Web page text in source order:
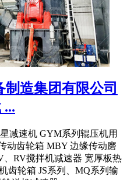
造集团有限公司
...
减速机 GYM系列辊压机用
动齿轮箱 MBY 边缘传动磨
、RV搅拌机减速器 宽厚板热
齿轮箱 JS系列、MQ系列输